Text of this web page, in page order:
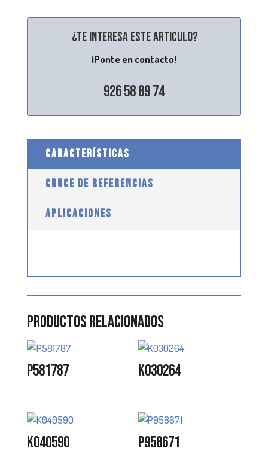
¿Te interesa este articulo?
¡Ponte en contacto!
926 58 89 74
CARACTERÍSTICAS
CRUCE DE REFERENCIAS
APLICACIONES
Productos relacionados
P581787 K030264
K040590 P958671